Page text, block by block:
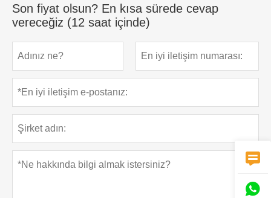
Son fiyat olsun? En kısa sürede cevap
vereceğiz (12 saat içinde)

